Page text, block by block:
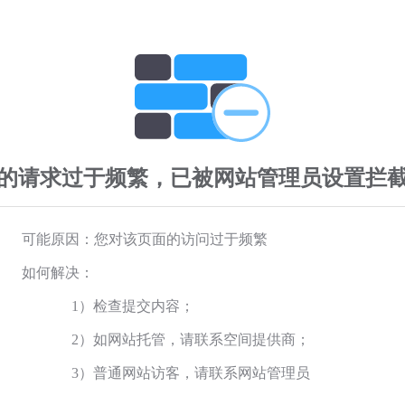
请求过于频繁，已被网站管理员设置拦
可能原因：您对该页面的访问过于频繁
如何解决：
1）检查提交内容；
2）如网站托管，请联系空间提供商；
3）普通网站访客，请联系网站管理员